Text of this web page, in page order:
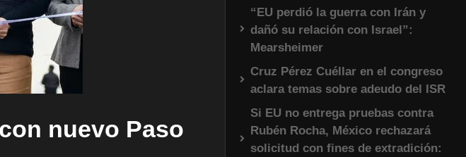
nuevo Paso
“EU perdió la guerra con Irán y
dañó su relación con Israel”:
Mearsheimer
Cruz Pérez Cuéllar en el congreso
aclara temas sobre adeudo del ISR
Si EU no entrega pruebas contra
Rubén Rocha, México rechazará
solicitud con fines de extradición: